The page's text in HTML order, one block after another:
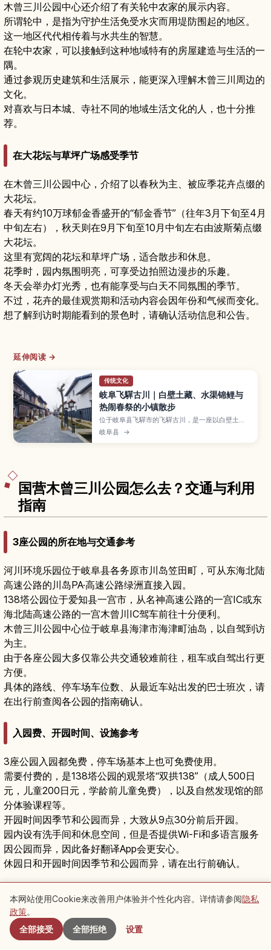
木曾三川公园中心还介绍了有关轮中农家的展示内容。
所谓轮中，是指为守护生活免受水灾而用堤防围起的地区。
这一地区代代相传着与水共生的智慧。
在轮中农家，可以接触到这种地域特有的房屋建造与生活的一
隅。
通过参观历史建筑和生活展示，能更深入理解木曾三川周边的
文化。
对喜欢与日本城、寺社不同的地域生活文化的人，也十分推
荐。
在大花坛与草坪广场感受季节
在木曾三川公园中心，介绍了以春秋为主、被应季花卉点缀的
大花坛。
春天有约10万球郁金香盛开的“郁金香节”（往年3月下旬至4月
中旬左右），秋天则在9月下旬至10月中旬左右由波斯菊点缀
大花坛。
这里有宽阔的花坛和草坪广场，适合散步和休息。
花季时，园内氛围明亮，可享受边拍照边漫步的乐趣。
冬天会举办灯光秀，也有能享受与白天不同氛围的季节。
不过，花卉的最佳观赏期和活动内容会因年份和气候而变化。
想了解到访时期能看到的景色时，请确认活动信息和公告。
延伸阅读 →
传统文化
岐阜飞驒古川｜白壁土藏、水渠锦鲤与
热闹春祭的小镇散步
位于岐阜县飞驒市的飞驒古川，是一座以白壁土
藏、铺石小路与瀬户川水渠中游动的锦鲤闻名的宁
静小镇，也是动画电影取景地之一。本文介绍古街
岐阜县 →
国营木曾三川公园怎么去？交通与利用
指南
3座公园的所在地与交通参考
河川环境乐园位于岐阜县各务原市川岛笠田町，可从东海北陆
高速公路的川岛PA·高速公路绿洲直接入园。
138塔公园位于爱知县一宫市，从名神高速公路的一宫IC或东
海北陆高速公路的一宫木曾川IC驾车前往十分便利。
木曾三川公园中心位于岐阜县海津市海津町油岛，以自驾到访
为主。
由于各座公园大多仅靠公共交通较难前往，租车或自驾出行更
方便。
具体的路线、停车场车位数、从最近车站出发的巴士班次，请
在出行前查阅各公园的指南确认。
入园费、开园时间、设施参考
3座公园入园都免费，停车场基本上也可免费使用。
需要付费的，是138塔公园的观景塔“双拱138”（成人500日
元，儿童200日元，学龄前儿童免费），以及自然发现馆的部
分体验课程等。
开园时间因季节和公园而异，大致从9点30分前后开园。
园内设有洗手间和休息空间，但是否提供Wi-Fi和多语言服务
因公园而异，因此备好翻译App会更安心。
休园日和开园时间因季节和公园而异，请在出行前确认。
出行前想确认的利用指南与礼仪
开园情况、活动、设施使用需按据点确认
附近景点
本网站使用Cookie来改善用户体验并个性化内容。详情请参阅隐私
政策。
全部接受
全部拒绝 设置